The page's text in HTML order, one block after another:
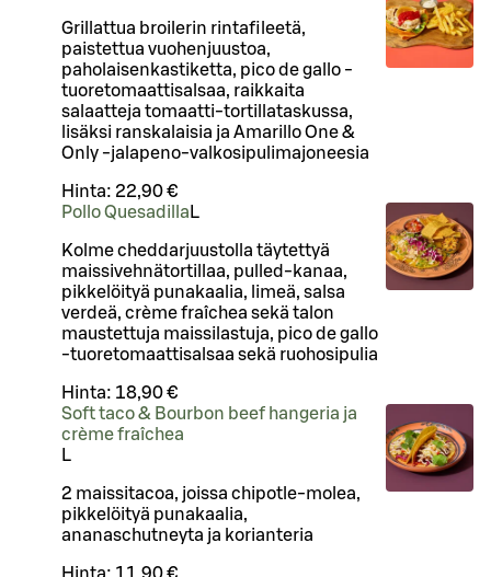
Grillattua broilerin rintafileetä,
paistettua vuohenjuustoa,
paholaisenkastiketta, pico de gallo -
tuoretomaattisalsaa, raikkaita
salaatteja tomaatti-tortillataskussa,
lisäksi ranskalaisia ja Amarillo One &
Only -jalapeno-valkosipulimajoneesia
Hinta: 22,90 €
Pollo Quesadilla L
Kolme cheddarjuustolla täytettyä
maissivehnätortillaa, pulled-kanaa,
pikkelöityä punakaalia, limeä, salsa
verdeä, crème fraîchea sekä talon
maustettuja maissilastuja, pico de gallo
-tuoretomaattisalsaa sekä ruohosipulia
Hinta: 18,90 €
Soft taco & Bourbon beef hangeria ja
crème fraîchea
L
2 maissitacoa, joissa chipotle-molea,
pikkelöityä punakaalia,
ananaschutneyta ja korianteria